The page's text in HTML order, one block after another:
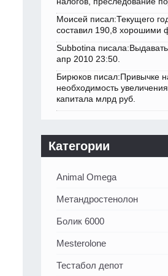
Моисей писал:Текущего
составил 190,8 хорошими
Subbotina
апр 2010 23:50.
Бирюков писал:Привычке
необходимость
капитала млрд руб.
Категории
Animal Omega
Метандростенолон
Болик 6000
Mesterolone
Тестабол депот